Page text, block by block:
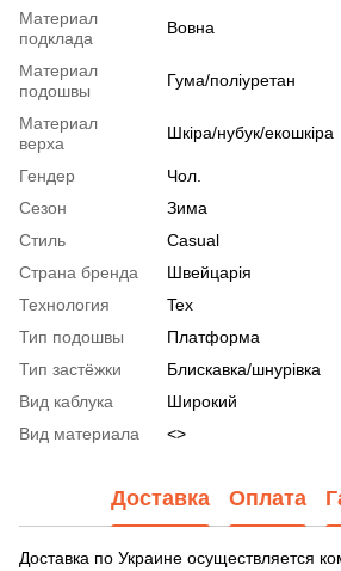
Материал
подклада
Вовна
Материал
подошвы
Гума/поліуретан
Материал
верха
Шкіра/нубук/екошкіра
Гендер
Чол.
Сезон
Зима
Стиль
Casual
Страна бренда
Швейцарія
Технология
Tex
Тип подошвы
Платформа
Тип застёжки
Блискавка/шнурівка
Вид каблука
Широкий
Вид материала
<>
Доставка Оплата
Доставка по Украине осуществляется